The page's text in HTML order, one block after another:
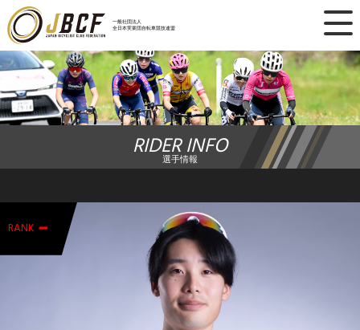
一般社団法人
全日本実業団自転車競技連盟
×
ニュース
レース日程
ランキング
チーム・選手
競技ガイド
加盟・登録
RIDER INFO
選手情報
RANK -